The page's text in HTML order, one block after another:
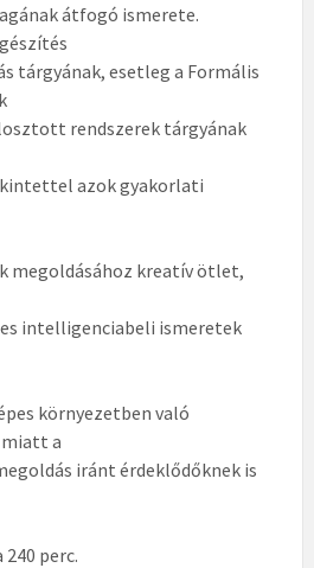
átfogó ismerete.
tárgyának, esetleg a Formális
rendszerek tárgyának
azok gyakorlati
megoldásához kreatív ötlet,
intelligenciabeli ismeretek
környezetben való
a
iránt érdeklődőknek is
perc.